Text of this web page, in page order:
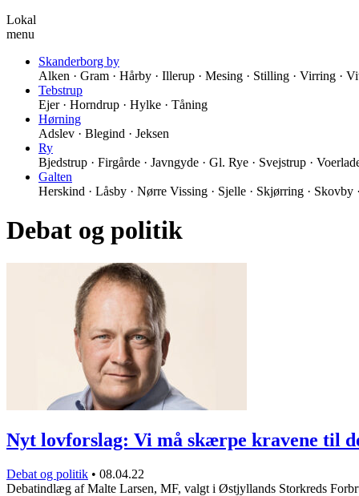
Lokal
menu
Skanderborg by
Alken · Gram · Hårby · Illerup · Mesing · Stilling · Virring ·
Tebstrup
Ejer · Horndrup · Hylke · Tåning
Hørning
Adslev · Blegind · Jeksen
Ry
Bjedstrup · Firgårde · Javngyde · Gl. Rye · Svejstrup ·
Galten
Herskind · Låsby · Nørre Vissing · Sjelle · Skjørring · Skovby
Debat og politik
Nyt lovforslag: Vi må skærpe kravene til
Debat og politik • 08.04.22
Debatindlæg af Malte Larsen, MF, valgt i Østjyllands Storkreds